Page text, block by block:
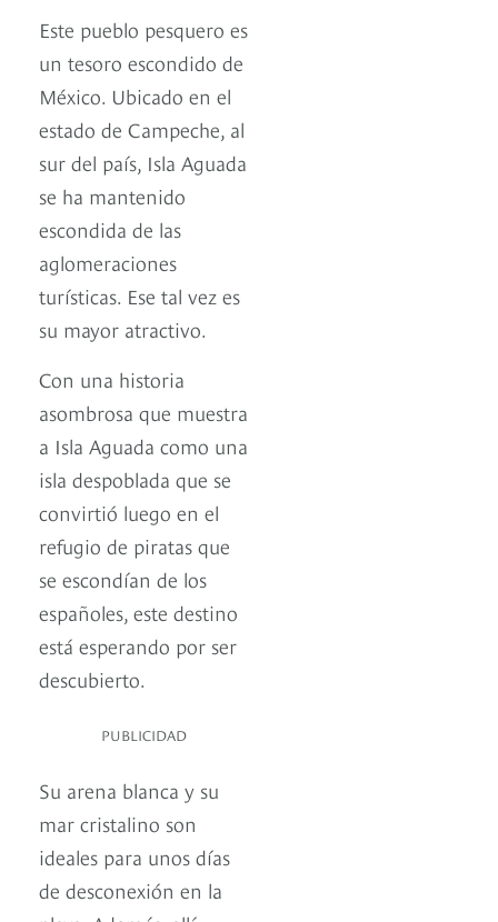
Este pueblo pesquero es
un tesoro escondido de
México. Ubicado en el
estado de Campeche, al
sur del país, Isla Aguada
se ha mantenido
escondida de las
aglomeraciones
turísticas. Ese tal vez es
su mayor atractivo.
Con una historia
asombrosa que muestra
a Isla Aguada como una
isla despoblada que se
convirtió luego en el
refugio de piratas que
se escondían de los
españoles, este destino
está esperando por ser
descubierto.
PUBLICIDAD
Su arena blanca y su
mar cristalino son
ideales para unos días
de desconexión en la